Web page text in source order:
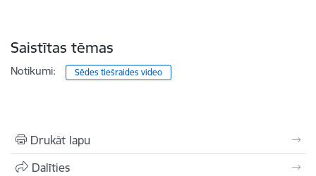
Saistītas tēmas
Notikumi: Sēdes tiešraides video
Drukāt lapu
Dalīties